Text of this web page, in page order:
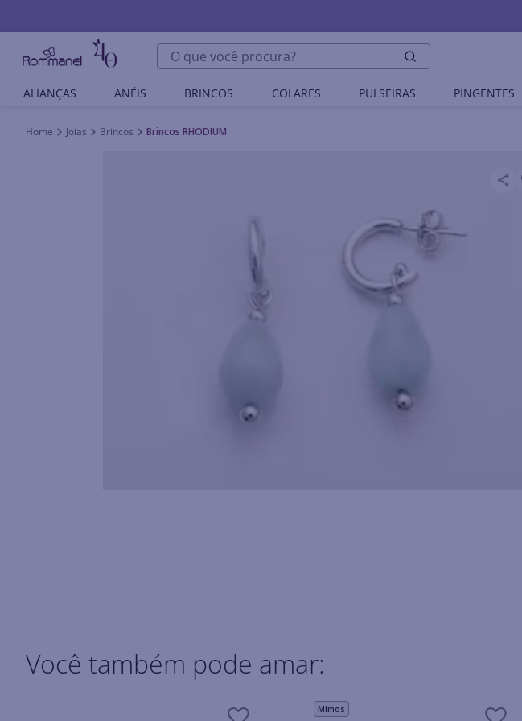
O que você procura?
ALIANÇAS ANÉIS BRINCOS COLARES PULSEIRAS PINGENTES
Joias Brincos Brincos RHODIUM
Você também pode amar:
Mimos